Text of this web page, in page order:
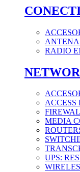
RADIO
ACCESS
MEDIA
UPS: